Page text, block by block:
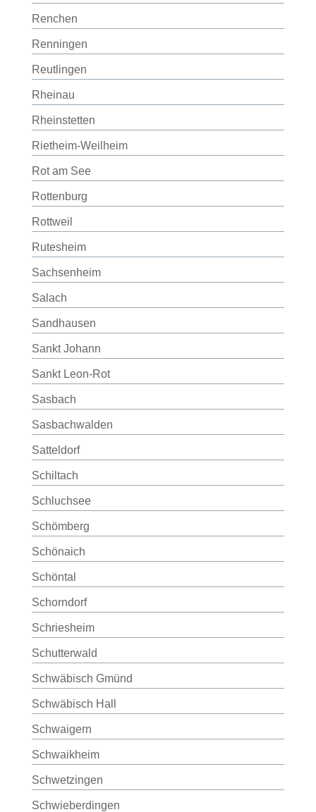
Renchen
Renningen
Reutlingen
Rheinau
Rheinstetten
Rietheim-Weilheim
Rot am See
Rottenburg
Rottweil
Rutesheim
Sachsenheim
Salach
Sandhausen
Sankt Johann
Sankt Leon-Rot
Sasbach
Sasbachwalden
Satteldorf
Schiltach
Schluchsee
Schömberg
Schönaich
Schöntal
Schorndorf
Schriesheim
Schutterwald
Schwäbisch Gmünd
Schwäbisch Hall
Schwaigern
Schwaikheim
Schwetzingen
Schwieberdingen